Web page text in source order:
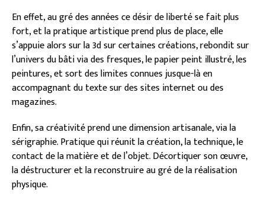
En effet, au gré des années ce désir de liberté se fait plus
fort, et la pratique artistique prend plus de place, elle
s’appuie alors sur la 3d sur certaines créations, rebondit sur
l’univers du bâti via des fresques, le papier peint illustré, les
peintures, et sort des limites connues jusque-là en
accompagnant du texte sur des sites internet ou des
magazines.
Enfin, sa créativité prend une dimension artisanale, via la
sérigraphie. Pratique qui réunit la création, la technique, le
contact de la matière et de l’objet. Décortiquer son œuvre,
la déstructurer et la reconstruire au gré de la réalisation
physique.